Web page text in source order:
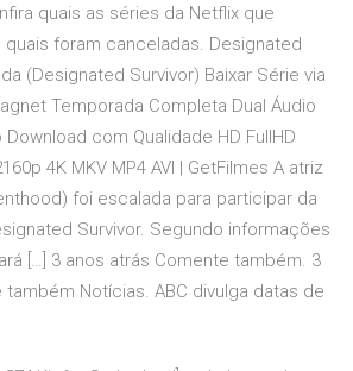
quais as séries da Netflix que
foram canceladas. Designated
(Designated Survivor) Baixar Série via
Temporada Completa Dual Áudio
com Qualidade HD FullHD
4K MKV MP4 AVI | GetFilmes A atriz
foi escalada para participar da
Survivor. Segundo informações
[…] 3 anos atrás Comente também. 3
Notícias. ABC divulga datas de